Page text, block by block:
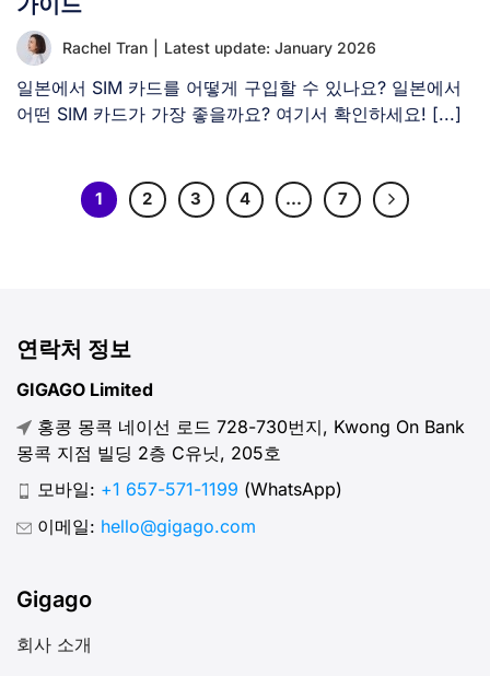
Rachel Tran Latest update: January 2026
일본에서 SIM 카드를 어떻게 구입할 수 있나요? 일본에서
어떤 SIM 카드가 가장 좋을까요? 여기서 확인하세요! [...]
1 2 3 4 … 7
연락처 정보
GIGAGO Limited
홍콩 몽콕 네이선 로드 728-730번지, Kwong On Bank
몽콕 지점 빌딩 2층 C유닛, 205호
모바일: +1 657-571-1199 (WhatsApp)
이메일: hello@gigago.com
Gigago
회사 소개